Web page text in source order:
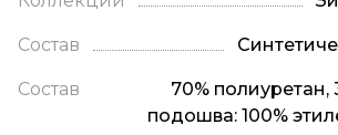
Состав
Состав
70% полиуретан,
подошва: 100%